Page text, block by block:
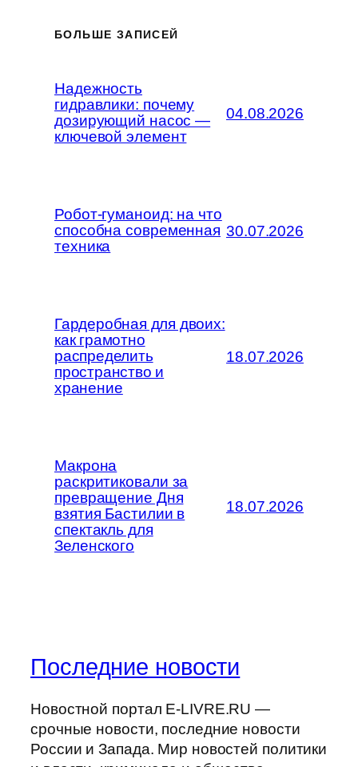
БОЛЬШЕ ЗАПИСЕЙ
Надежность
гидравлики: почему
дозирующий насос —
ключевой элемент
04.08.2026
Робот-гуманоид: на что
способна современная
техника
30.07.2026
Гардеробная для двоих:
как грамотно
распределить
пространство и
хранение
18.07.2026
Макрона
раскритиковали за
превращение Дня
взятия Бастилии в
спектакль для
Зеленского
18.07.2026
Последние новости
Новостной портал E-LIVRE.RU —
срочные новости, последние новости
России и Запада. Мир новостей политики